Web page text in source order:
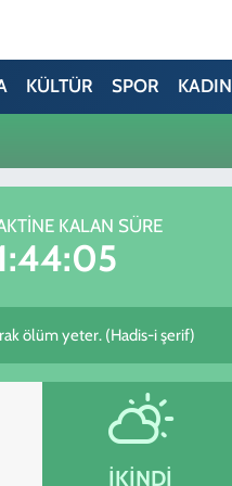
KÜLTÜR SPOR KADIN
KALAN SÜRE
ölüm yeter. (Hadis-i şerif)
İKINDI